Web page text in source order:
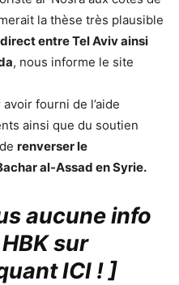
la thèse très plausible
entre Tel Aviv ainsi
, nous informe le site
fourni de l’aide
ainsi que du soutien
renverser le
al-Assad en Syrie.
aucune info
sur
ICI !]